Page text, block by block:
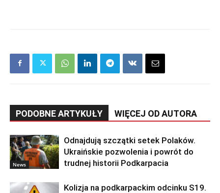
PODOBNE ARTYKUŁY WIĘCEJ OD AUTORA
News
Odnajdują szczątki setek Polaków.
Ukraińskie pozwolenia i powrót do
trudnej historii Podkarpacia
Kolizja na podkarpackim odcinku S19.